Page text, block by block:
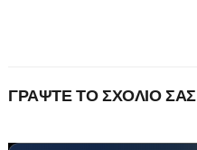
ΓΡΑΨΤΕ ΤΟ ΣΧΟΛΙΟ ΣΑΣ